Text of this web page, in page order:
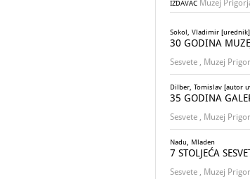
IZDAVAČ Muzej
Sokol, Vladimir
30 GODINA
Sesvete , Muzej
Dilber, Tomislav [autor
35 GODINA
Sesvete , Muzej
Nadu, Mladen
7 STOLJEĆA
Sesvete , Muzej